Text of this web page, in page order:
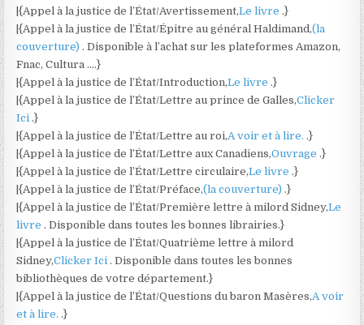
|{Appel à la justice de l’État/Avertissement,Le livre.}
|{Appel à la justice de l’État/Épitre au général Haldimand,(la
couverture). Disponible à l’achat sur les plateformes Amazon,
Fnac, Cultura ….}
|{Appel à la justice de l’État/Introduction,Le livre.}
|{Appel à la justice de l’État/Lettre au prince de Galles,Clicker
Ici.}
|{Appel à la justice de l’État/Lettre au roi,A voir et à lire..}
|{Appel à la justice de l’État/Lettre aux Canadiens,Ouvrage.}
|{Appel à la justice de l’État/Lettre circulaire,Le livre.}
|{Appel à la justice de l’État/Préface,(la couverture).}
|{Appel à la justice de l’État/Première lettre à milord Sidney,Le
livre. Disponible dans toutes les bonnes librairies.}
|{Appel à la justice de l’État/Quatrième lettre à milord
Sidney,Clicker Ici. Disponible dans toutes les bonnes
bibliothèques de votre département.}
|{Appel à la justice de l’État/Questions du baron Masères,A voir
et à lire..}